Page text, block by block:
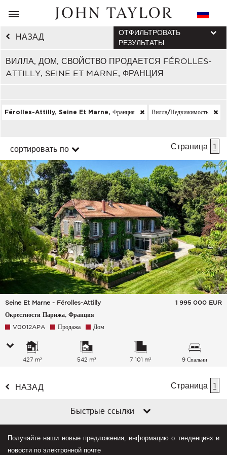
НАЗАД
ВИЛЛА, ДОМ, СВОЙСТВО ПРОДАЕТСЯ FÉROLLES-
ATTILLY, SEINE ET MARNE, ФРАНЦИЯ
ОТФИЛЬТРОВАТЬ
РЕЗУЛЬТАТЫ
Férolles-Attilly, Seine Et Marne, Франция Вилла/недвижимость
сортировать по Страница 1
Seine Et Marne - Férolles-Attilly
Окрестности Парижа, Франция
1 995 000 EUR
V0012APA Продажа Дом
427 m² 542 m² 7 101 m² 9 Спальни
НАЗАД Страница 1
Быстрые ссылки
Получайте наши новые предложения, информацию о тенденциях и
новости по электронной почте